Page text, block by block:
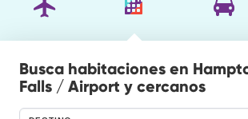
Busca habitaciones en
Falls / Airport y cercanos